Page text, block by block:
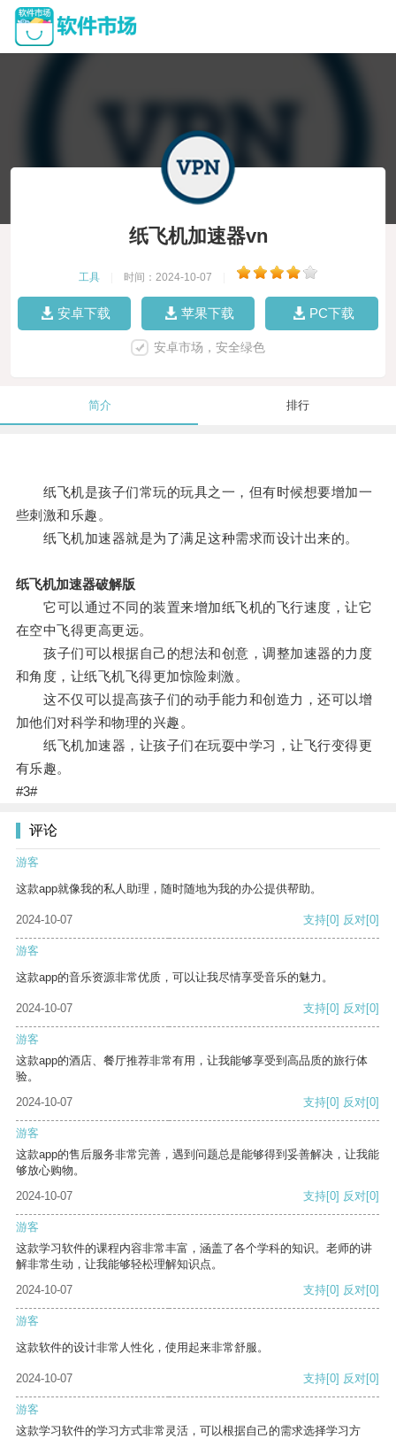
纸飞机加速器vn
工具 时间：2024-10-07
安卓下载 苹果下载 PC下载
安卓市场，安全绿色
简介 排行
纸飞机是孩子们常玩的玩具之一，但有时候想要增加一
些刺激和乐趣。
纸飞机加速器就是为了满足这种需求而设计出来的。
纸飞机加速器破解版
它可以通过不同的装置来增加纸飞机的飞行速度，让它
在空中飞得更高更远。
孩子们可以根据自己的想法和创意，调整加速器的力度
和角度，让纸飞机飞得更加惊险刺激。
这不仅可以提高孩子们的动手能力和创造力，还可以增
加他们对科学和物理的兴趣。
纸飞机加速器，让孩子们在玩耍中学习，让飞行变得更
有乐趣。
#3#
评论
游客
这款app就像我的私人助理，随时随地为我的办公提供帮助。
2024-10-07 支持[0] 反对[0]
游客
这款app的音乐资源非常优质，可以让我尽情享受音乐的魅力。
2024-10-07 支持[0] 反对[0]
游客
这款app的酒店、餐厅推荐非常有用，让我能够享受到高品质的旅行体
验。
2024-10-07
支持[0] 反对[0]
游客
这款app的售后服务非常完善，遇到问题总是能够得到妥善解决，让我能
够放心购物。
2024-10-07
支持[0] 反对[0]
游客
这款学习软件的课程内容非常丰富，涵盖了各个学科的知识。老师的讲
解非常生动，让我能够轻松理解知识点。
2024-10-07
支持[0] 反对[0]
游客
这款软件的设计非常人性化，使用起来非常舒服。
2024-10-07 支持[0] 反对[0]
游客
这款学习软件的学习方式非常灵活，可以根据自己的需求选择学习方